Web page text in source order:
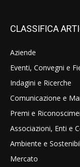
CLASSIFICA
Aziende
Eventi, Convegni e
Indagini e Ricerche
Comunicazione e
Premi e
Associazioni, Enti e
Ambiente e
Mercato